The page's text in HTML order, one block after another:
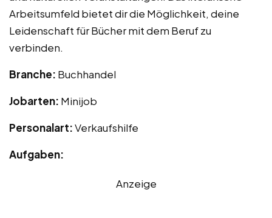
Arbeitsumfeld bietet dir die Möglichkeit, deine
Leidenschaft für Bücher mit dem Beruf zu
verbinden.
Branche: Buchhandel
Jobarten: Minijob
Personalart:Verkaufshilfe
Aufgaben:
Anzeige